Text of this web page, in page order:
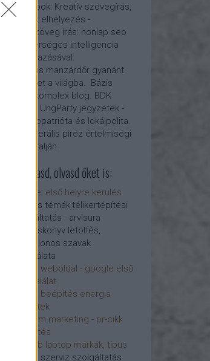
Honlapok: Kreatív szövegírás,
pr cikk elhelyezés -
webszöveg írás: honlap seo
mesterséges intelligencia
alkalmazásával.
Virtuális manzárdőr gyanánt
tekinget a világba. Bázis
blog, komplex blog. BDK
piréz - UngParty jegyzetek -
Kozmopatrióta és lokálpolita.
Egy liberális piréz értelmiségi
Kárpátalján.
Látogasd, olvasd őket is:
google: első helyre kerülés
és más témák:télikertépítési
szolgáltatás - arvisura
hangoskönyv letöltés,
elipszilonos szavak
használata
liberall weboldal - google első
hely, találat
terasz beépítés energia
télikertek
tartalom marketing - pr-cikk
linképítés
legjobb laptop márkák, típus
laptop szerviz szolgáltatás